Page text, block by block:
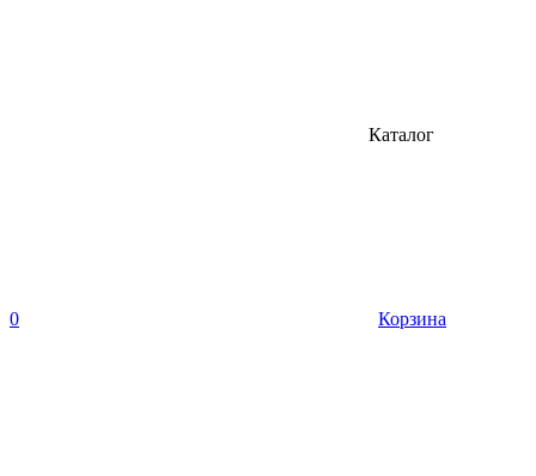
Каталог
0 Корзина